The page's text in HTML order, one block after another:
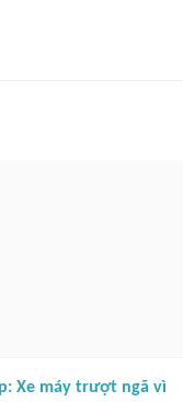
Xe máy trượt ngã vì